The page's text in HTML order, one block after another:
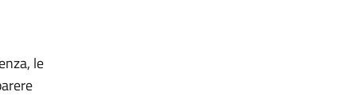
le